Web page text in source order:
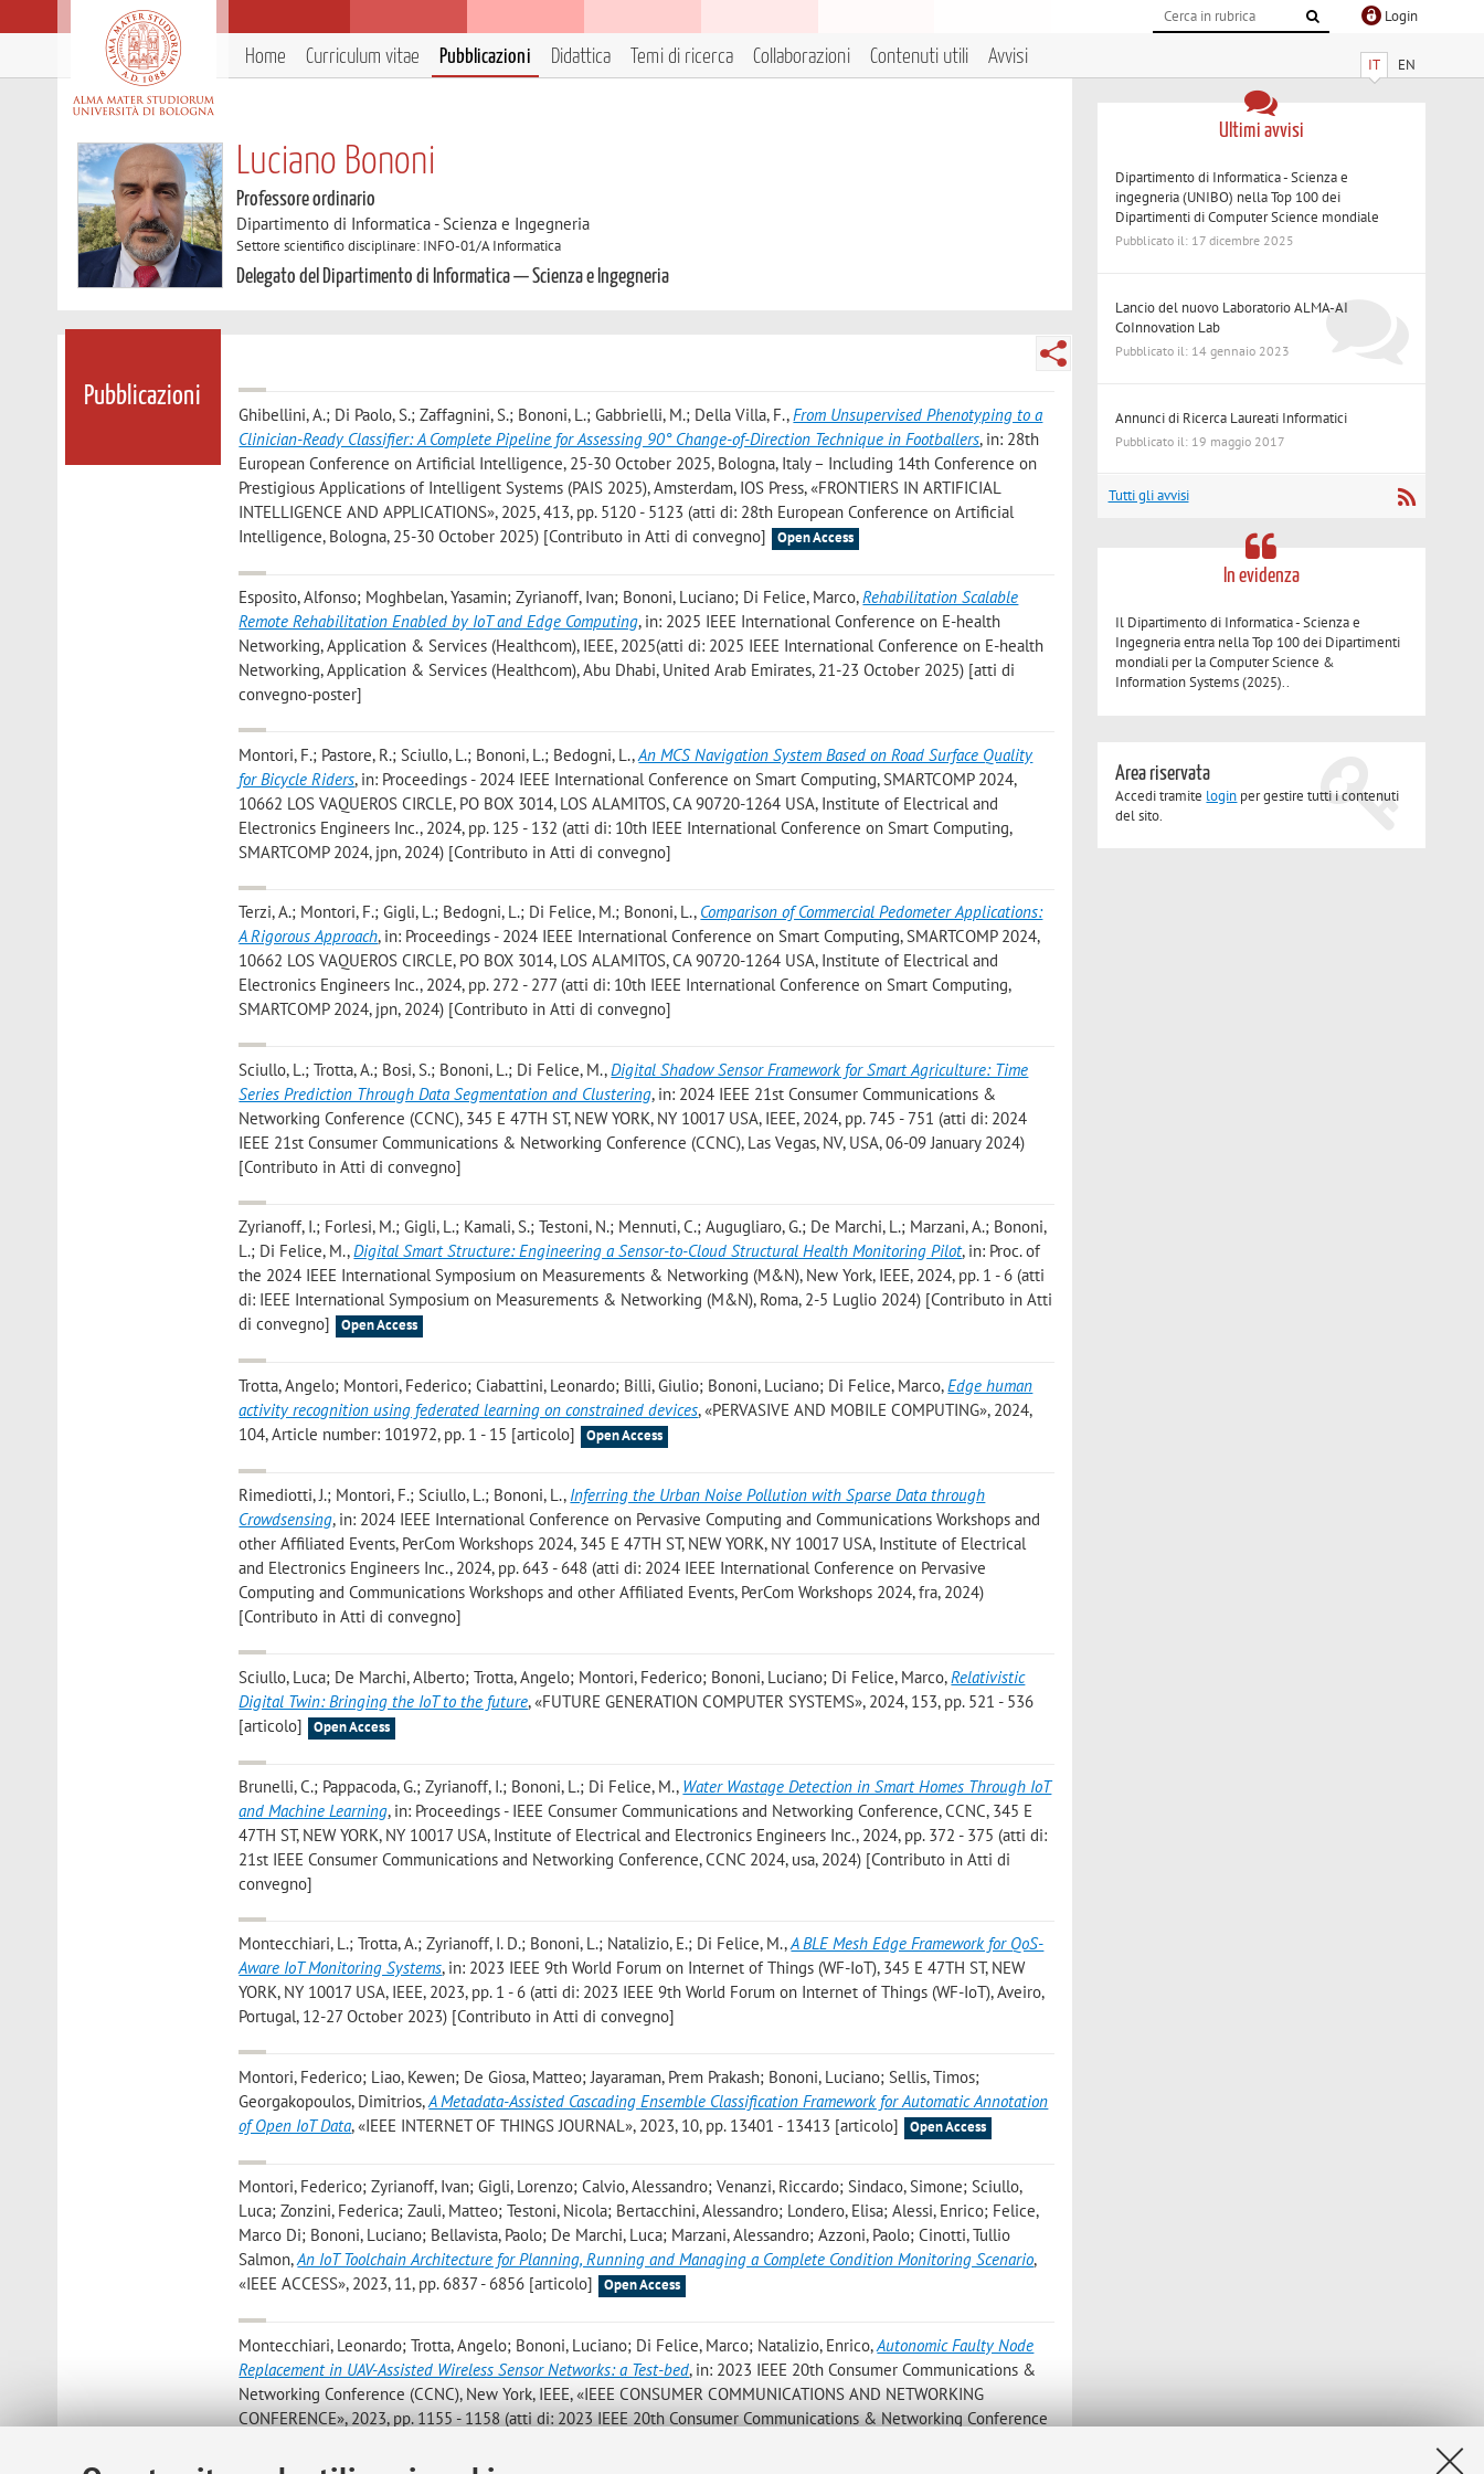
Login
IT EN
Home Curriculum vitae Pubblicazioni Didattica Temi di ricerca Collaborazioni Contenuti utili Avvisi
Luciano Bononi
Professore ordinario
Dipartimento di Informatica - Scienza e Ingegneria
Settore scientifico disciplinare: INFO-01/A Informatica
Delegato del Dipartimento di Informatica — Scienza e Ingegneria
Pubblicazioni
Ghibellini, A.; Di Paolo, S.; Zaffagnini, S.; Bononi, L.; Gabbrielli, M.; Della Villa, F.,From Unsupervised Phenotyping to a
Clinician-Ready Classifier: A Complete Pipeline for Assessing 90° Change-of-Direction Technique in Footballers, in: 28th
European Conference on Artificial Intelligence, 25-30 October 2025, Bologna, Italy – Including 14th Conference on
Prestigious Applications of Intelligent Systems (PAIS 2025), Amsterdam, IOS Press, «FRONTIERS IN ARTIFICIAL
INTELLIGENCE AND APPLICATIONS», 2025, 413, pp. 5120 - 5123 (atti di: 28th European Conference on Artificial
Intelligence, Bologna, 25-30 October 2025) [Contributo in Atti di convegno]
Open Access
Esposito, Alfonso; Moghbelan, Yasamin; Zyrianoff, Ivan; Bononi, Luciano; Di Felice, Marco,Rehabilitation Scalable
Remote Rehabilitation Enabled by IoT and Edge Computing, in: 2025 IEEE International Conference on E-health
Networking, Application & Services (Healthcom), IEEE, 2025(atti di: 2025 IEEE International Conference on E-health
Networking, Application & Services (Healthcom), Abu Dhabi, United Arab Emirates, 21-23 October 2025) [atti di
convegno-poster]
Montori, F.; Pastore, R.; Sciullo, L.; Bononi, L.; Bedogni, L.,An MCS Navigation System Based on Road Surface Quality
for Bicycle Riders, in: Proceedings - 2024 IEEE International Conference on Smart Computing, SMARTCOMP 2024,
10662 LOS VAQUEROS CIRCLE, PO BOX 3014, LOS ALAMITOS, CA 90720-1264 USA, Institute of Electrical and
Electronics Engineers Inc., 2024, pp. 125 - 132 (atti di: 10th IEEE International Conference on Smart Computing,
SMARTCOMP 2024, jpn, 2024) [Contributo in Atti di convegno]
Terzi, A.; Montori, F.; Gigli, L.; Bedogni, L.; Di Felice, M.; Bononi, L., Comparison of Commercial Pedometer Applications:
A Rigorous Approach, in: Proceedings - 2024 IEEE International Conference on Smart Computing, SMARTCOMP 2024,
10662 LOS VAQUEROS CIRCLE, PO BOX 3014, LOS ALAMITOS, CA 90720-1264 USA, Institute of Electrical and
Electronics Engineers Inc., 2024, pp. 272 - 277 (atti di: 10th IEEE International Conference on Smart Computing,
SMARTCOMP 2024, jpn, 2024) [Contributo in Atti di convegno]
Sciullo, L.; Trotta, A.; Bosi, S.; Bononi, L.; Di Felice, M.,Digital Shadow Sensor Framework for Smart Agriculture: Time
Series Prediction Through Data Segmentation and Clustering, in: 2024 IEEE 21st Consumer Communications &
Networking Conference (CCNC), 345 E 47TH ST, NEW YORK, NY 10017 USA, IEEE, 2024, pp. 745 - 751 (atti di: 2024
IEEE 21st Consumer Communications & Networking Conference (CCNC), Las Vegas, NV, USA, 06-09 January 2024)
[Contributo in Atti di convegno]
Zyrianoff, I.; Forlesi, M.; Gigli, L.; Kamali, S.; Testoni, N.; Mennuti, C.; Augugliaro, G.; De Marchi, L.; Marzani, A.; Bononi,
L.; Di Felice, M.,Digital Smart Structure: Engineering a Sensor-to-Cloud Structural Health Monitoring Pilot, in: Proc. of
the 2024 IEEE International Symposium on Measurements & Networking (M&N), New York, IEEE, 2024, pp. 1 - 6 (atti
di: IEEE International Symposium on Measurements & Networking (M&N), Roma, 2-5 Luglio 2024) [Contributo in Atti
di convegno]
Open Access
Trotta, Angelo; Montori, Federico; Ciabattini, Leonardo; Billi, Giulio; Bononi, Luciano; Di Felice, Marco,Edge human
activity recognition using federated learning on constrained devices, «PERVASIVE AND MOBILE COMPUTING», 2024,
104, Article number: 101972, pp. 1 - 15 [articolo]
Open Access
Rimediotti, J.; Montori, F.; Sciullo, L.; Bononi, L., Inferring the Urban Noise Pollution with Sparse Data through
Crowdsensing, in: 2024 IEEE International Conference on Pervasive Computing and Communications Workshops and
other Affiliated Events, PerCom Workshops 2024, 345 E 47TH ST, NEW YORK, NY 10017 USA, Institute of Electrical
and Electronics Engineers Inc., 2024, pp. 643 - 648 (atti di: 2024 IEEE International Conference on Pervasive
Computing and Communications Workshops and other Affiliated Events, PerCom Workshops 2024, fra, 2024)
[Contributo in Atti di convegno]
Sciullo, Luca; De Marchi, Alberto; Trotta, Angelo; Montori, Federico; Bononi, Luciano; Di Felice, Marco,Relativistic
Digital Twin: Bringing the IoT to the future, «FUTURE GENERATION COMPUTER SYSTEMS», 2024, 153, pp. 521 - 536
[articolo]
Open Access
Brunelli, C.; Pappacoda, G.; Zyrianoff, I.; Bononi, L.; Di Felice, M., Water Wastage Detection in Smart Homes Through IoT
and Machine Learning, in: Proceedings - IEEE Consumer Communications and Networking Conference, CCNC, 345 E
47TH ST, NEW YORK, NY 10017 USA, Institute of Electrical and Electronics Engineers Inc., 2024, pp. 372 - 375 (atti di:
21st IEEE Consumer Communications and Networking Conference, CCNC 2024, usa, 2024) [Contributo in Atti di
convegno]
Montecchiari, L.; Trotta, A.; Zyrianoff, I. D.; Bononi, L.; Natalizio, E.; Di Felice, M.,A BLE Mesh Edge Framework for QoS-
Aware IoT Monitoring Systems, in: 2023 IEEE 9th World Forum on Internet of Things (WF-IoT), 345 E 47TH ST, NEW
YORK, NY 10017 USA, IEEE, 2023, pp. 1 - 6 (atti di: 2023 IEEE 9th World Forum on Internet of Things (WF-IoT), Aveiro,
Portugal, 12-27 October 2023) [Contributo in Atti di convegno]
Montori, Federico; Liao, Kewen; De Giosa, Matteo; Jayaraman, Prem Prakash; Bononi, Luciano; Sellis, Timos;
Georgakopoulos, Dimitrios,A Metadata-Assisted Cascading Ensemble Classification Framework for Automatic Annotation
of Open IoT Data, «IEEE INTERNET OF THINGS JOURNAL», 2023, 10, pp. 13401 - 13413 [articolo] Open Access
Montori, Federico; Zyrianoff, Ivan; Gigli, Lorenzo; Calvio, Alessandro; Venanzi, Riccardo; Sindaco, Simone; Sciullo,
Luca; Zonzini, Federica; Zauli, Matteo; Testoni, Nicola; Bertacchini, Alessandro; Londero, Elisa; Alessi, Enrico; Felice,
Marco Di; Bononi, Luciano; Bellavista, Paolo; De Marchi, Luca; Marzani, Alessandro; Azzoni, Paolo; Cinotti, Tullio
Salmon,An IoT Toolchain Architecture for Planning, Running and Managing a Complete Condition Monitoring Scenario,
«IEEE ACCESS», 2023, 11, pp. 6837 - 6856 [articolo]
Open Access
Montecchiari, Leonardo; Trotta, Angelo; Bononi, Luciano; Di Felice, Marco; Natalizio, Enrico,Autonomic Faulty Node
Replacement in UAV-Assisted Wireless Sensor Networks: a Test-bed, in: 2023 IEEE 20th Consumer Communications &
Networking Conference (CCNC), New York, IEEE, «IEEE CONSUMER COMMUNICATIONS AND NETWORKING
CONFERENCE», 2023, pp. 1155 - 1158 (atti di: 2023 IEEE 20th Consumer Communications & Networking Conference
Ultimi avvisi
Dipartimento di Informatica - Scienza e
ingegneria (UNIBO) nella Top 100 dei
Dipartimenti di Computer Science mondiale
Pubblicato il: 17 dicembre 2025
Lancio del nuovo Laboratorio ALMA-AI
CoInnovation Lab
Pubblicato il: 14 gennaio 2023
Annunci di Ricerca Laureati Informatici
Pubblicato il: 19 maggio 2017
Tutti gli avvisi
In evidenza
Il Dipartimento di Informatica - Scienza e
Ingegneria entra nella Top 100 dei Dipartimenti
mondiali per la Computer Science &
Information Systems (2025)..
Area riservata
Accedi tramite login per gestire tutti i contenuti
del sito.